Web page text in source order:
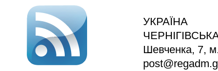
УКРАЇНА
Шевченка, 7,